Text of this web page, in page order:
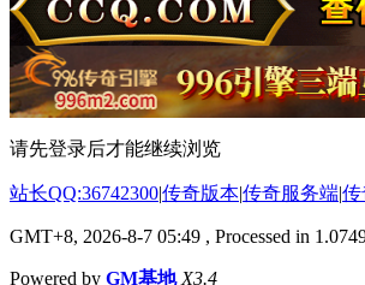
请先登录后才能继续浏览
站长QQ:36742300|传奇版本|传奇服务端|传
GMT+8, 2026-8-7 05:49 , Processed in
Powered by GM基地 X3.4